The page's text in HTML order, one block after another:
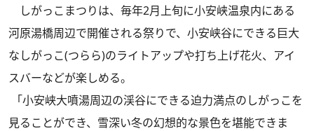
しがっこまつりは、毎年2月上旬に小安峡温泉内にある
河原湯橋周辺で開催される祭りで、小安峡谷にできる巨大
なしがっこ(つらら)のライトアップや打ち上げ花火、アイ
スバーなどが楽しめる。
「小安峡大噴湯周辺の渓谷にできる迫力満点のしがっこを
見ることができ、雪深い冬の幻想的な景色を堪能できま